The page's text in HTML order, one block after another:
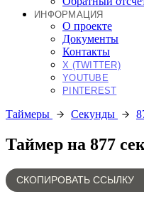
ИНФОРМАЦИЯ
О проекте
Документы
Контакты
X (TWITTER)
YOUTUBE
PINTEREST
Таймеры Секунды
Таймер на 877
СКОПИРОВАТЬ ССЫЛКУ